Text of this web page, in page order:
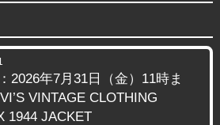
2026年7月31日（金）11時ま
VINTAGE CLOTHING
1944 JACKET